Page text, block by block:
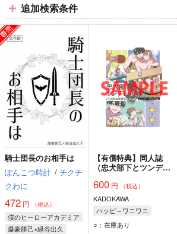
追加検索条件
騎士団長のお相手は
ぽんこつ時計 / チクチ
クわに
472 円 （税込）
僕のヒーローアカデミア
爆豪勝己×緑谷出久
【有償特典】同人誌
（忠犬部下とツンデレ
600 円 （税込）
KADOKAWA
ハッピ～ワニワニ
○：在庫あり